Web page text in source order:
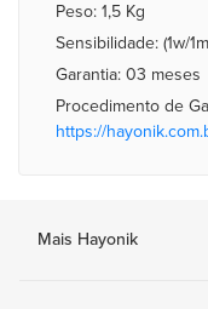
Peso: 1,5 Kg
Sensibilidade: (1w/
Garantia: 03 meses
Procedimento de
https://
Mais Hayonik